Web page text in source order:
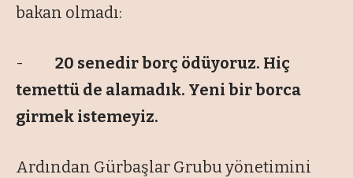
bakan olmadı:
- 20 senedir borç ödüyoruz. Hiç
temettü de alamadık. Yeni bir borca
girmek istemeyiz.
Ardından Gürbaşlar Grubu yönetimini